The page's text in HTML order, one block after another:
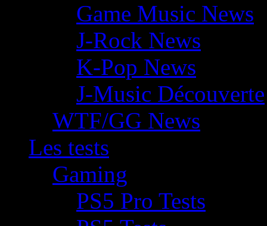
Game Music News
J-Rock News
K-Pop News
J-Music Découverte
WTF/GG News
Les tests
Gaming
PS5 Pro Tests